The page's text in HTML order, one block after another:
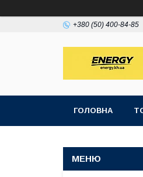
+380 (50) 400-84-85
ГОЛОВНА